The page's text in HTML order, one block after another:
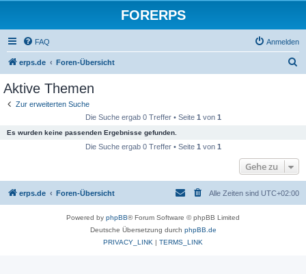
FORERPS
FAQ Anmelden
erps.de Foren-Übersicht
Aktive Themen
Zur erweiterten Suche
Die Suche ergab 0 Treffer • Seite 1 von 1
Es wurden keine passenden Ergebnisse gefunden.
Die Suche ergab 0 Treffer • Seite 1 von 1
Gehe zu
erps.de Foren-Übersicht Alle Zeiten sind UTC+02:00
Powered by phpBB® Forum Software © phpBB Limited
Deutsche Übersetzung durch phpBB.de
PRIVACY_LINK | TERMS_LINK